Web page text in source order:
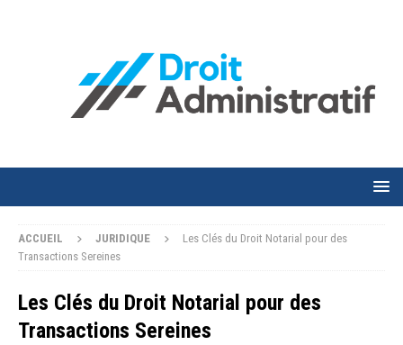
ACCUEIL JURIDIQUE
Les Clés du Droit Notarial pour des
Transactions Sereines
Les Clés du Droit Notarial pour des
Transactions Sereines